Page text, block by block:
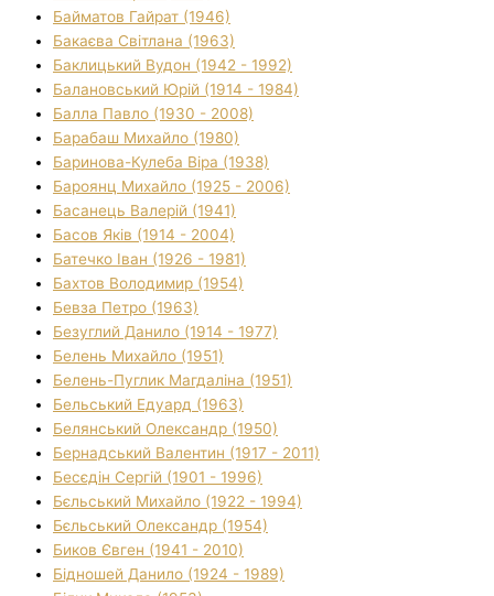
Байматов Гайрат (1946)
Бакаєва Світлана (1963)
Баклицький Вудон (1942 - 1992)
Балановський Юрій (1914 - 1984)
Балла Павло (1930 - 2008)
Барабаш Михайло (1980)
Баринова-Кулеба Віра (1938)
Бароянц Михайло (1925 - 2006)
Басанець Валерій (1941)
Басов Яків (1914 - 2004)
Батечко Іван (1926 - 1981)
Бахтов Володимир (1954)
Бевза Петро (1963)
Безуглий Данило (1914 - 1977)
Белень Михайло (1951)
Белень-Пуглик Магдаліна (1951)
Бельський Едуард (1963)
Белянський Олександр (1950)
Бернадський Валентин (1917 - 2011)
Бесєдін Сергій (1901 - 1996)
Бєльський Михайло (1922 - 1994)
Бєльський Олександр (1954)
Биков Євген (1941 - 2010)
Бідношей Данило (1924 - 1989)